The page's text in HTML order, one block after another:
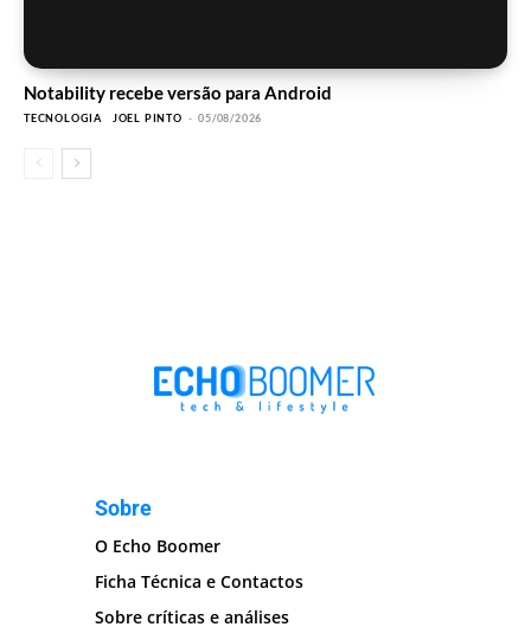
Notability recebe versão para Android
TECNOLOGIA JOEL PINTO - 05/08/2026
Sobre
O Echo Boomer
Ficha Técnica e Contactos
Sobre críticas e análises